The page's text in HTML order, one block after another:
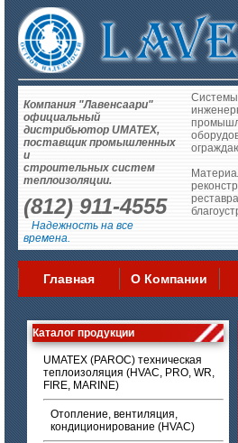
Компания "Лавенсаари"
официальный
дистрибьютор UMATEX,
поставщик промышленных
и
строительных систем
теплоизоляции.
(812) 911-4555
Надежность на все
времена.
Главная О Компании
Каталог продукции
UMATEX (PAROC) техническая
теплоизоляция (HVAC, PRO, WR,
FIRE, MARINE)
Отопление, вентиляция,
кондиционирование (HVAC)